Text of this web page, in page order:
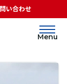
い合わせ
Menu